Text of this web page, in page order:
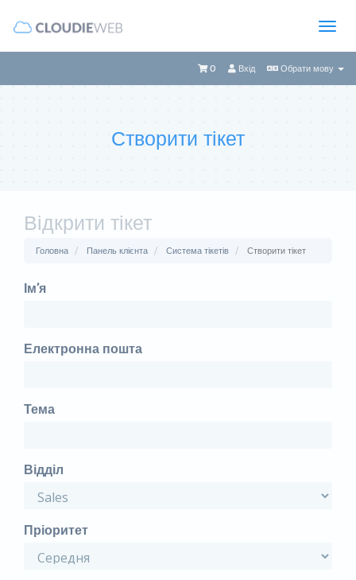
Обрати мову
Вхід
0
Створити тікет
Відкрити тікет
Головна Панель клієнта Система тікетів Створити тікет
Ім’я
Електронна пошта
Тема
Відділ
Пріоритет